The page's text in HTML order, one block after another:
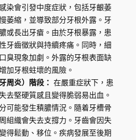
染會引發中度症狀，包括牙齦萎
萎縮，並導致部分牙根外露。牙
或長出牙瘡。由於牙根暴露，患
牙齒徵狀與持續疼痛。同時，細
臭現象加劇。外露的牙根表面缺
加牙根蛀壞的風險。
周炎）階段： 在嚴重症狀下，患
去堅硬質感且變得脆弱易出血。
可能發生積膿情況。隨着牙槽骨
組織會失去支撐力。牙齒會因失
得鬆動、移位。疾病發展至後期